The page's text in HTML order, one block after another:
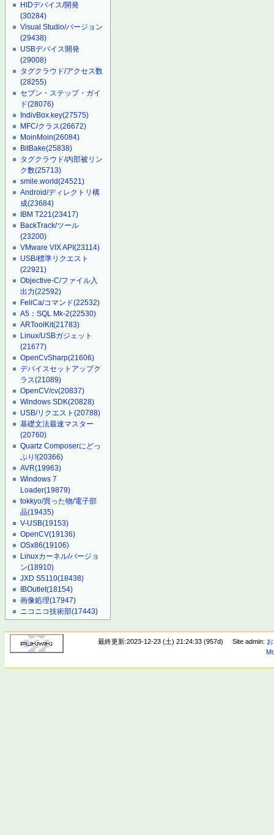
HIDデバイス/開発
(30284)
Visual Studio/バージョン
(29438)
USBデバイス開発
(29008)
タグクラウド/アクセス数
(28255)
セブン・ステップ・ガイ
ド(28076)
IndivBox.key(27575)
MFC/クラス(26672)
MoinMoin(26084)
BitBake(25838)
タグクラウド/内部被リン
ク数(25713)
smile.world(24521)
Android/ディレクトリ構
成(23684)
IBM T221(23417)
BackTrack/ツール
(23200)
VMware VIX API(23114)
USB/標準リクエスト
(22921)
Objective-C/ファイル入
出力(22592)
FeliCa/コマンド(22532)
A5：SQL Mk-2(22530)
ARToolKit(21783)
Linux/USBガジェット
(21677)
OpenCvSharp(21606)
デバイスセットアップク
ラス(21089)
OpenCV/cv(20837)
Windows SDK(20828)
USB/リクエスト(20788)
基礎文法最速マスター
(20760)
Quartz Composerにどっ
ぷり!(20366)
AVR(19963)
Windows 7
Loader(19879)
tokkyo/買った物/電子部
品(19435)
V-USB(19153)
OpenCV(19136)
OSx86(19106)
Linuxカーネル/バージョ
ン(18910)
JXD S5110(18438)
IBOutlet(18154)
画像処理(17947)
ニコニコ技術部(17443)
最終更新:2023-12-23 (土) 21:24:33 (957d) Site admin: